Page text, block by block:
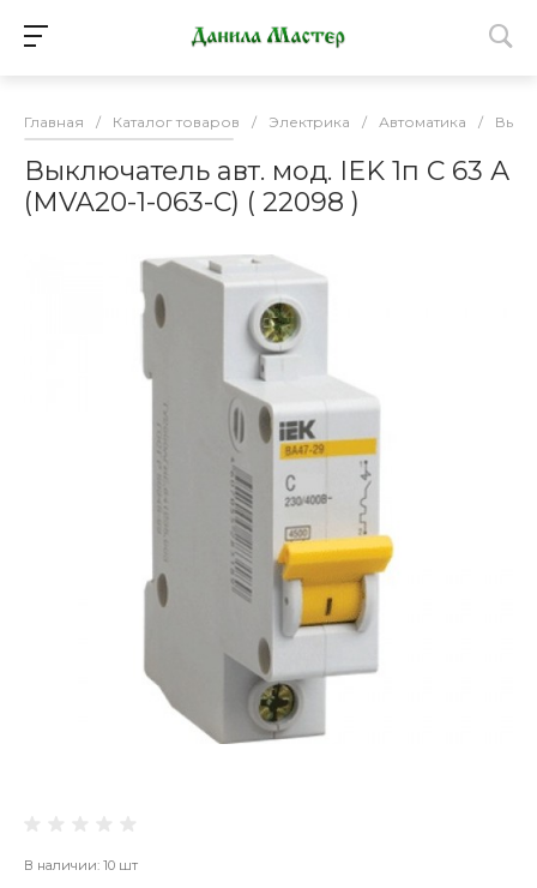
Главная / Каталог товаров / Электрика / Автоматика /
Выключатель авт. мод. IEK 1п С 63 А
(MVA20-1-063-С) ( 22098 )
В наличии: 10 шт